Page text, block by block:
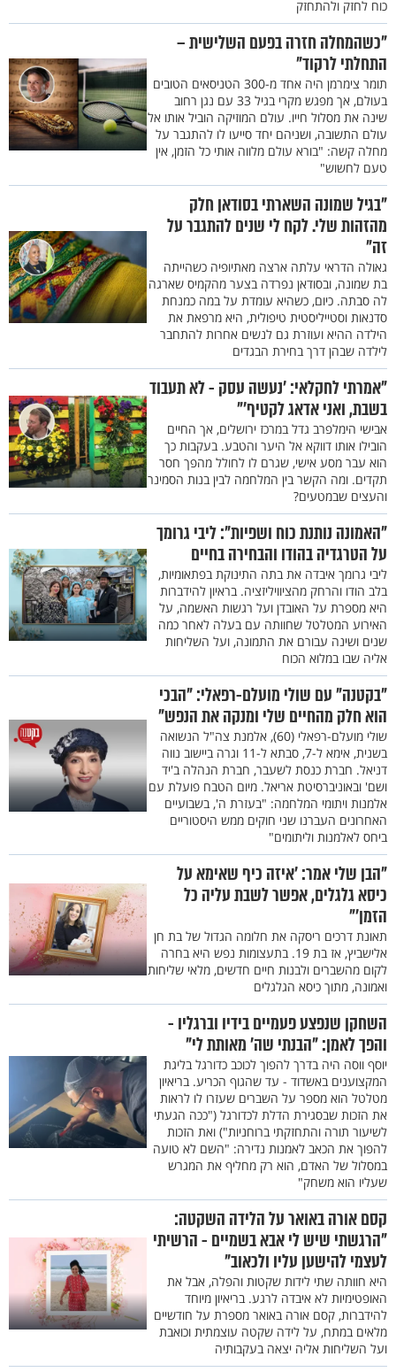
כוח לחזק ולהתחזק
"כשהמחלה חזרה בפעם השלישית –
התחלתי לרקוד"
תומר צימרמן היה אחד מ-300 הטניסאים הטובים
בעולם, אך מפגש מקרי בגיל 33 עם נגן רחוב
שינה את מסלול חייו. עולם המוזיקה הוביל אותו אל
עולם התשובה, ושניהם יחד סייעו לו להתגבר על
מחלה קשה: "בורא עולם מלווה אותי כל הזמן, אין
טעם לחשוש"
"בגיל שמונה השארתי בסודאן חלק
מהזהות שלי. לקח לי שנים להתגבר על
זה"
גאולה הדראי עלתה ארצה מאתיופיה כשהייתה
בת שמונה, ובסודאן נפרדה בצער מהקמיס שארגה
לה סבתה. כיום, כשהיא עומדת על במה כמנחת
סדנאות וסטייליסטית טיפולית, היא מרפאת את
הילדה ההיא ועוזרת גם לנשים אחרות להתחבר
לילדה שבהן דרך בחירת הבגדים
"אמרתי לחקלאי: 'נעשה עסק - לא תעבוד
בשבת, ואני אדאג לקטיף'"
אבישי הימלפרב גדל במרכז ירושלים, אך החיים
הובילו אותו דווקא אל היער והטבע. בעקבות כך
הוא עבר מסע אישי, שגרם לו לחולל מהפך חסר
תקדים. ומה הקשר בין המלחמה לבין בנות הסמינר
והעצים שבמטעים?
"האמונה נותנת כוח ושפיות": ליבי גרומך
על הטרגדיה בהודו והבחירה בחיים
ליבי גרומך איבדה את בתה התינוקת בפתאומיות,
בלב הודו והרחק מהציוויליזציה. בראיון להידברות
היא מספרת על האובדן ועל רגשות האשמה, על
האירוע המטלטל שחוותה עם בעלה לאחר כמה
שנים ושינה עבורם את התמונה, ועל השליחות
אליה שבו במלוא הכוח
"בקטנה" עם שולי מועלם-רפאלי: "הבכי
הוא חלק מהחיים שלי ומנקה את הנפש"
שולי מועלם-רפאלי (60), אלמנת צה"ל הנשואה
בשנית, אימא ל-7, סבתא ל-11 וגרה ביישוב נווה
דניאל. חברת כנסת לשעבר, חברת הנהלה ב'יד
ושם' ובאוניברסיטת אריאל. מיום הטבח פועלת עם
אלמנות ויתומי המלחמה: "בעזרת ה', בשבועיים
האחרונים העברנו שני חוקים ממש היסטוריים
ביחס לאלמנות וליתומים"
"הבן שלי אמר: 'איזה כיף שאימא על
כיסא גלגלים, אפשר לשבת עליה כל
הזמן'"
תאונת דרכים ריסקה את חלומה הגדול של בת חן
אלישביץ, אז בת 19. בתעצומות נפש היא בחרה
לקום מהשברים ולבנות חיים חדשים, מלאי שליחות
ואמונה, מתוך כיסא הגלגלים
השחקן שנפצע פעמיים בידיו וברגליו -
והפך לאמן: "הבנתי שה' מאותת לי"
יוסף ווסה היה בדרך להפוך לכוכב כדורגל בליגת
המקצוענים באשדוד - עד שהגוף הכריע. בריאיון
מטלטל הוא מספר על השברים שעזרו לו לראות
את הזכות שבסגירת הדלת לכדורגל ("ככה הגעתי
לשיעור תורה והתחזקתי ברוחניות") ואת הזכות
להפוך את הכאב לאמנות נדירה: "השם לא טועה
במסלול של האדם, הוא רק מחליף את המגרש
שעליו הוא משחק"
קסם אורה באואר על הלידה השקטה:
"הרגשתי שיש לי אבא בשמיים - הרשיתי
לעצמי להישען עליו ולכאוב"
היא חוותה שתי לידות שקטות והפלה, אבל את
האופטימיות לא איבדה לרגע. בריאיון מיוחד
להידברות, קסם אורה באואר מספרת על חודשיים
מלאים במתח, על לידה שקטה עוצמתית וכואבת
ועל השליחות אליה יצאה בעקבותיה